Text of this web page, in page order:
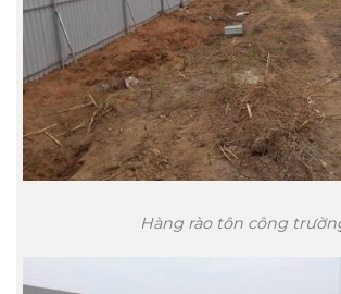
Hàng rào tôn công